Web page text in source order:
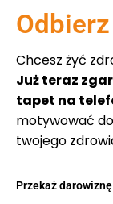
Odbierz
Chcesz żyć
Już teraz
tapet na
motywować
twojego
Przekaż darowiznę